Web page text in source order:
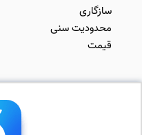
سازگاری
محدودیت سنی
قیمت